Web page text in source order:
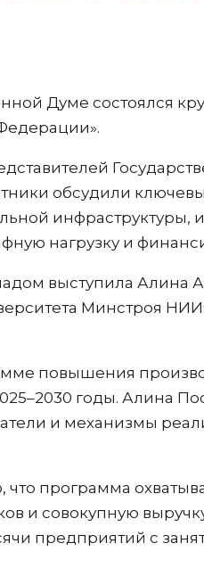
Думе состоялся
обсудили
инфраструктуры,
нагрузку и
выступила Алина
Минстроя
повышения
годы. Алина
и механизмы
программа
и совокупную
предприятий с